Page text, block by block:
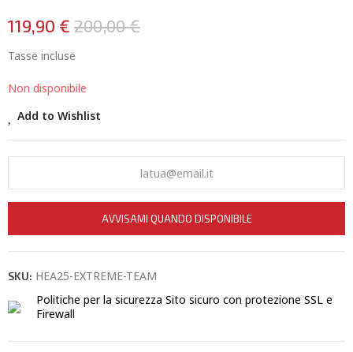
119,90 € 200,00 €
Tasse incluse
Non disponibile
Add to Wishlist
AVVISAMI QUANDO DISPONIBILE
SKU: HEA25-EXTREME-TEAM
Politiche per la sicurezza Sito sicuro con protezione SSL e
Firewall